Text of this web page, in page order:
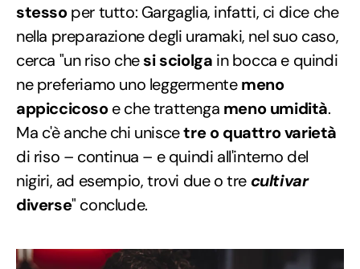
stessoper tutto: Gargaglia, infatti, ci dice che
nella preparazione degli uramaki, nel suo caso,
cerca "un riso chesi sciolga in bocca e quindi
ne preferiamo uno leggermentemeno
appiccicosoe che trattenga meno umidità.
Ma c'è anche chi uniscetre o quattro varietà
di riso – continua – e quindi all'interno del
nigiri, ad esempio, trovi due o tre cultivar
diverse" conclude.